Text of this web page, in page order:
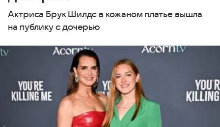
Актриса Брук Шилдс в кожаном платье вышла
на публику с дочерью